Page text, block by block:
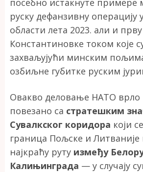
посебно истакнуте примере
руску дефанзивну операцију
области лета 2023. али и
Константиновке током које
захваљујући минским
озбиљне губитке руским
Овакво деловање НАТО врло
повезано са стратешким
Сувалкског коридора који
граница Пољске и
најкраћу руту између
Калињинграда — у случају